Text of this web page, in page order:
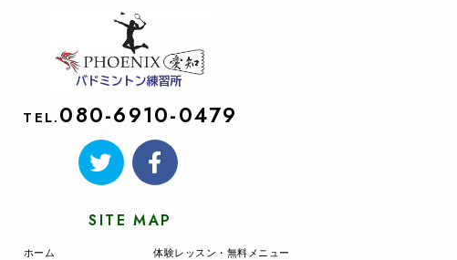
TEL.080-6910-0479
SITE MAP
ホーム 体験レッスン・無料メニュー